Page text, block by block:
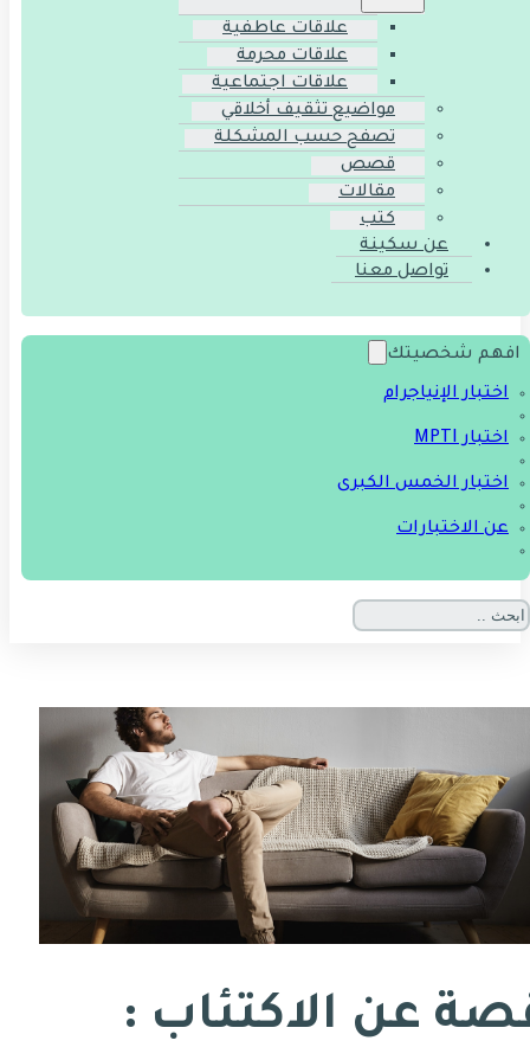
علاقات عاطفية
علاقات محرمة
علاقات اجتماعية
مواضيع تثقيف أخلاقي
تصفح حسب المشكلة
قصص
مقالات
كتب
عن سكينة
تواصل معنا
افهم شخصيتك
اختبار الإنياجرام
اختبار MPTI
اختبار الخمس الكبرى
عن الاختبارات
عن الاكتئاب :